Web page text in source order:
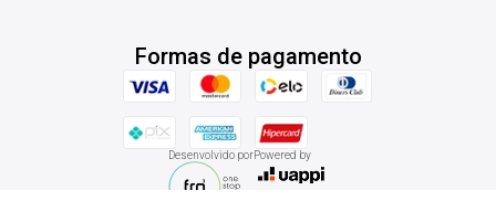
Formas de pagamento
Desenvolvido porPowered by